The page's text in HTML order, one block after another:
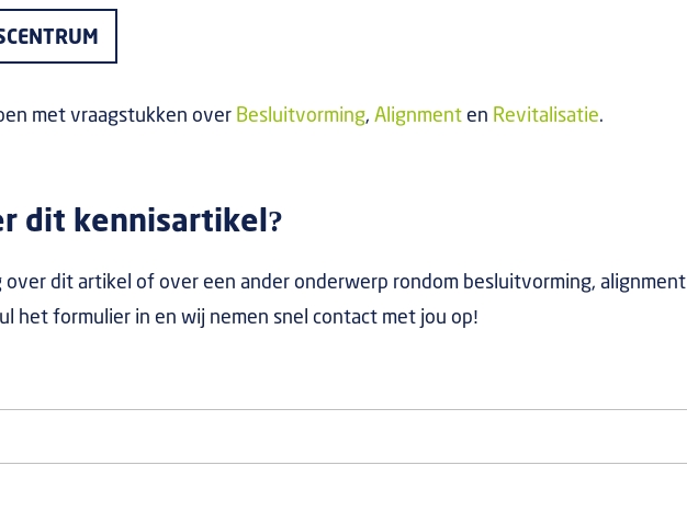
met vraagstukken over Besluitvorming, Alignment en Revitalisatie.
dit kennisartikel?
over dit artikel of over een ander onderwerp rondom besluitvorming, alignment
het formulier in en wij nemen snel contact met jou op!